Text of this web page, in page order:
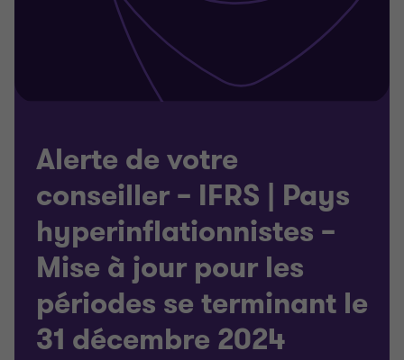
Alerte de votre
conseiller – IFRS | Pays
hyperinflationnistes –
Mise à jour pour les
périodes se terminant le
31 décembre 2024